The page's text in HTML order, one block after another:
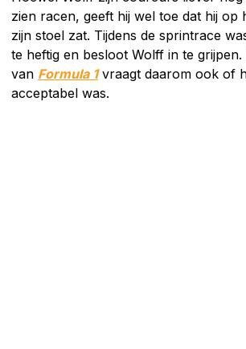
zien racen, geeft hij wel toe dat hij op
zijn stoel zat. Tijdens de sprintrace
te heftig en besloot Wolff in te
van Formula 1vraagt daarom ook of
acceptabel was.